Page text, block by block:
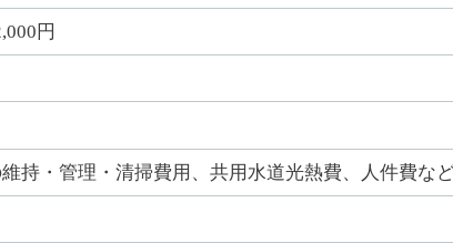
円
持・管理・清掃費用、共用水道光熱費、人件費な